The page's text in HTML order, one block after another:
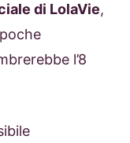
di LolaVie,
l’8